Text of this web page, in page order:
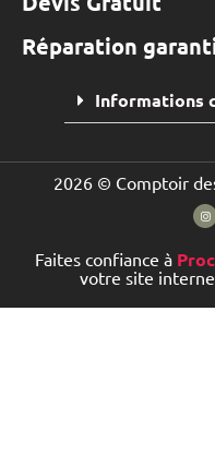
Réparation
Informations
2026 © Comptoir
Faites confiance à
votre site